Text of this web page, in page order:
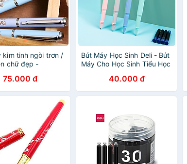
kim tinh ngòi trơn /
chữ đẹp -
nhanh khô, nét
75.000 đ
Bút Máy Học Sinh Deli - Bút
Máy Cho Học Sinh Tiểu Học
Viết Nhanh Mướt - SF520
40.000 đ